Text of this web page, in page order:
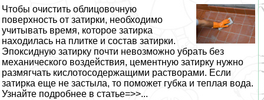
Чтобы очистить облицовочную
поверхность от затирки, необходимо
учитывать время, которое затирка
находилась на плитке и состав затирки.
Эпоксидную затирку почти невозможно убрать без
механического воздействия, цементную затирку нужно
размягчать кислотосодержащими растворами. Если
затирка еще не застыла, то поможет губка и теплая вода.
Узнайте подробнее в статье=>>...